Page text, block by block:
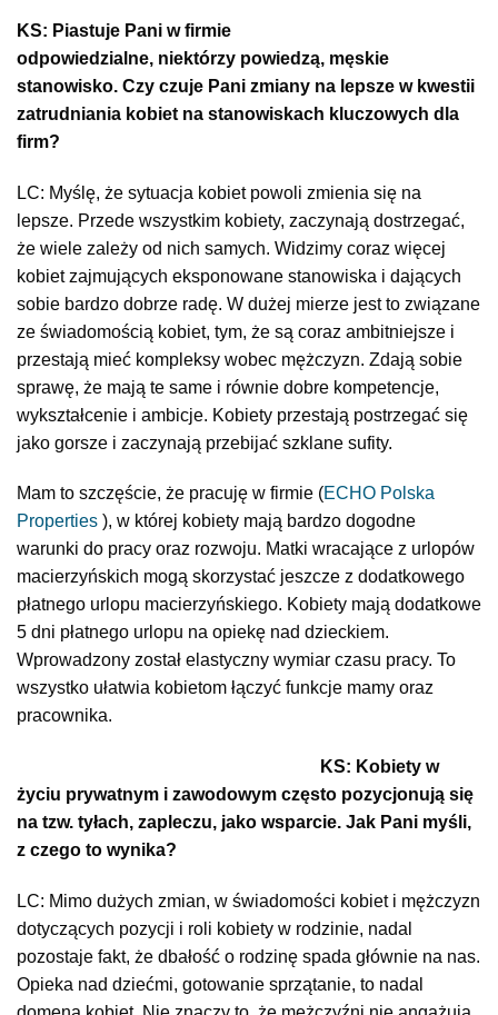
KS: Piastuje Pani w firmie
odpowiedzialne, niektórzy powiedzą, męskie
stanowisko. Czy czuje Pani zmiany na lepsze w kwestii
zatrudniania kobiet na stanowiskach kluczowych dla
firm?
LC: Myślę, że sytuacja kobiet powoli zmienia się na
lepsze. Przede wszystkim kobiety, zaczynają dostrzegać,
że wiele zależy od nich samych. Widzimy coraz więcej
kobiet zajmujących eksponowane stanowiska i dających
sobie bardzo dobrze radę. W dużej mierze jest to związane
ze świadomością kobiet, tym, że są coraz ambitniejsze i
przestają mieć kompleksy wobec mężczyzn. Zdają sobie
sprawę, że mają te same i równie dobre kompetencje,
wykształcenie i ambicje. Kobiety przestają postrzegać się
jako gorsze i zaczynają przebijać szklane sufity.
Mam to szczęście, że pracuję w firmie (ECHO Polska
Properties ), w której kobiety mają bardzo dogodne
warunki do pracy oraz rozwoju. Matki wracające z urlopów
macierzyńskich mogą skorzystać jeszcze z dodatkowego
płatnego urlopu macierzyńskiego. Kobiety mają dodatkowe
5 dni płatnego urlopu na opiekę nad dzieckiem.
Wprowadzony został elastyczny wymiar czasu pracy. To
wszystko ułatwia kobietom łączyć funkcje mamy oraz
pracownika.
KS: Kobiety w
życiu prywatnym i zawodowym często pozycjonują się
na tzw. tyłach, zapleczu, jako wsparcie. Jak Pani myśli,
z czego to wynika?
LC: Mimo dużych zmian, w świadomości kobiet i mężczyzn
dotyczących pozycji i roli kobiety w rodzinie, nadal
pozostaje fakt, że dbałość o rodzinę spada głównie na nas.
Opieka nad dziećmi, gotowanie sprzątanie, to nadal